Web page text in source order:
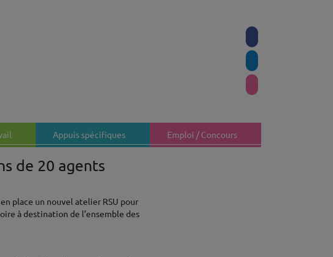
Appuis spécifiques Emploi / Concours
de 20 agents
place un nouvel atelier RSU pour
à destination de l’ensemble des